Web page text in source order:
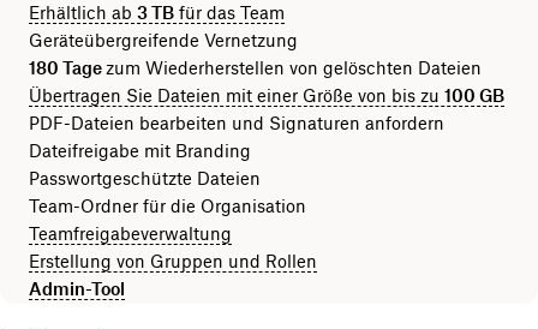
Erhältlich ab 3 TB für das Team
Geräteübergreifende Vernetzung
180 Tage zum Wiederherstellen von gelöschten Dateien
Übertragen Sie Dateien mit einer Größe von bis zu 100 GB
PDF-Dateien bearbeiten und Signaturen anfordern
Dateifreigabe mit Branding
Passwortgeschützte Dateien
Team-Ordner für die Organisation
Teamfreigabeverwaltung
Erstellung von Gruppen und Rollen
Admin-Tool